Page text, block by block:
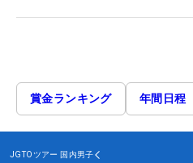
賞金ランキング 年間日程
JGTOツアー 国内男子